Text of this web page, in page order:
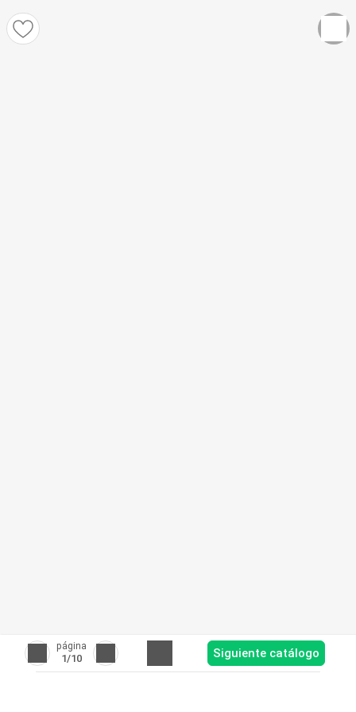
página
1/10 Siguiente catálogo